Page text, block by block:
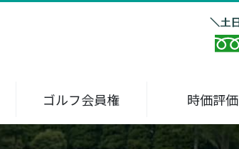
ゴルフ会員権 時価評価